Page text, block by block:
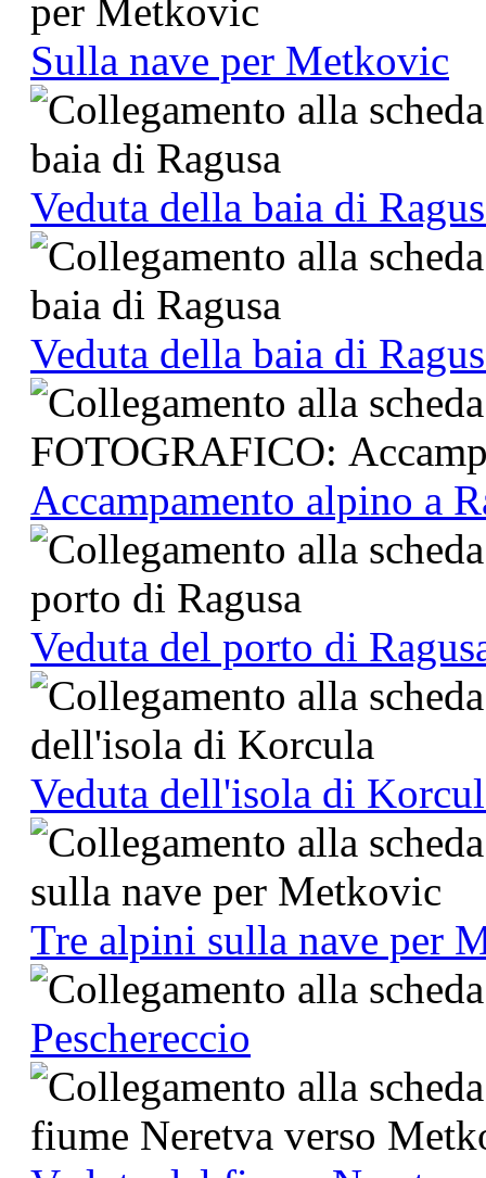
Sulla nave per Metkovic
Veduta della baia di
Veduta della baia di
Accampamento alpino a
Veduta del porto di
Veduta dell'isola di
Tre alpini sulla nave per
Peschereccio